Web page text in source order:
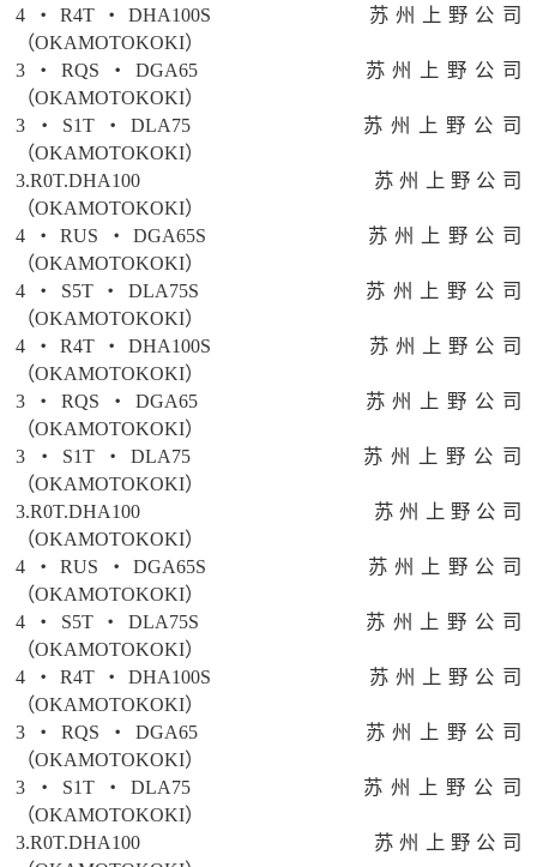
4・R4T・DHA100S 苏州上野公司
（OKAMOTOKOKI）
3・RQS・DGA65苏州上野公司
（OKAMOTOKOKI）
3・S1T・DLA75苏州上野公司
（OKAMOTOKOKI）
3.R0T.DHA100 苏州上野公司
（OKAMOTOKOKI）
4・RUS・DGA65S 苏州上野公司
（OKAMOTOKOKI）
4・S5T・DLA75S 苏州上野公司
（OKAMOTOKOKI）
4・R4T・DHA100S 苏州上野公司
（OKAMOTOKOKI）
3・RQS・DGA65苏州上野公司
（OKAMOTOKOKI）
3・S1T・DLA75苏州上野公司
（OKAMOTOKOKI）
3.R0T.DHA100 苏州上野公司
（OKAMOTOKOKI）
4・RUS・DGA65S 苏州上野公司
（OKAMOTOKOKI）
4・S5T・DLA75S 苏州上野公司
（OKAMOTOKOKI）
4・R4T・DHA100S 苏州上野公司
（OKAMOTOKOKI）
3・RQS・DGA65苏州上野公司
（OKAMOTOKOKI）
3・S1T・DLA75苏州上野公司
（OKAMOTOKOKI）
3.R0T.DHA100 苏州上野公司